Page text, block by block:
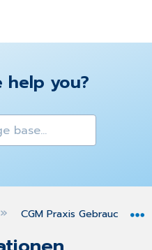
help you?
hierarchy
CGM Praxis